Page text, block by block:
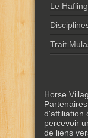
Le
Trait
Horse
d'affiliation
percevoir
de liens